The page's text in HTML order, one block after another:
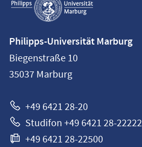
Navigation
Philipps-
Universität
Marburg
Philipps-Universität Marburg
Biegenstraße 10
35037 Marburg
+49 6421 28-20
Studifon +49 6421 28-22222
+49 6421 28-22500